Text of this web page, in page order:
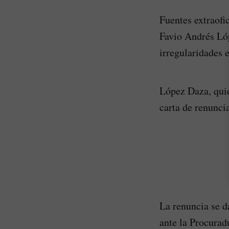
Fuentes
Favio Andrés
irregularidades
López Daza,
carta de
La renuncia se
ante la